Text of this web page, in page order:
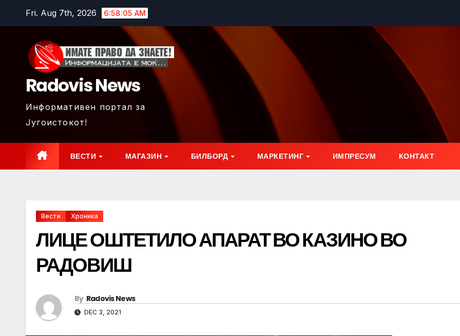
Fri. Aug 7th, 2026 6:58:06 AM
Radovis News
Информативен портал за
Југоистокот!
ВЕСТИ МАГАЗИН БИЛБОРД МАРКЕТИНГ ИМПРЕСУМ КОНТАКТ
Вести Хроника
ЛИЦЕ ОШТЕТИЛО АПАРАТ ВО КАЗИНО ВО
РАДОВИШ
By Radovis News
DEC 3, 2021